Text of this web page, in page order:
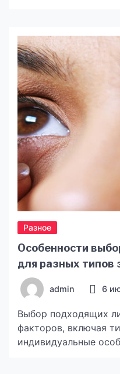
перевезення
надійність має
виникає проблема з
питання
дорозі. Чому […]
Разное
Особенности
для разных типов
admin 6
Выбор подходящих
факторов, включая
индивидуальные